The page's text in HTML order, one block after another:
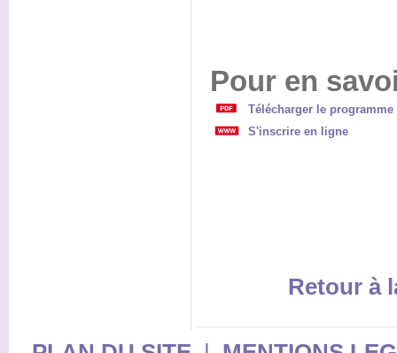
Pour en
Télécharger le
S'inscrire en ligne
Retour à